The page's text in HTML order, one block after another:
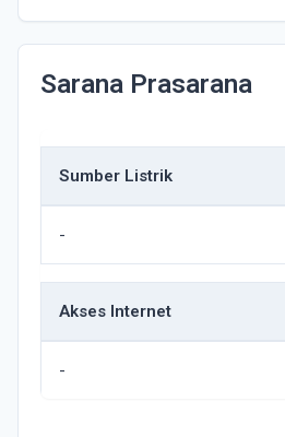
Sarana Prasarana
Sumber Listrik
-
Akses Internet
-